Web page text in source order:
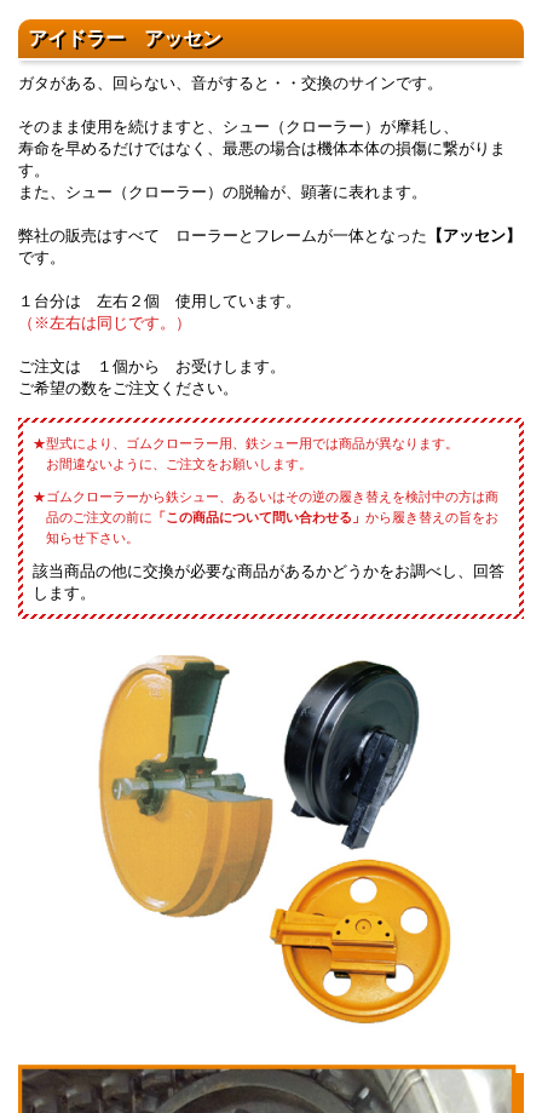
アイドラー アッセン
ガタがある、回らない、音がすると・・交換のサインです。
そのまま使用を続けますと、シュー（クローラー）が摩耗し、
寿命を早めるだけではなく、最悪の場合は機体本体の損傷に繋がりま
す。
また、シュー（クローラー）の脱輪が、顕著に表れます。
弊社の販売はすべて ローラーとフレームが一体となった 【アッセン】
です。
１台分は 左右２個 使用しています。
（※左右は同じです。）
ご注文は １個から お受けします。
ご希望の数をご注文ください。
型式により、ゴムクローラー用、鉄シュー用では商品が異なります。
お間違ないように、ご注文をお願いします。
ゴムクローラーから鉄シュー、あるいはその逆の履き替えを検討中の方は商
品のご注文の前に 「この商品について問い合わせる」から履き替えの旨をお
知らせ下さい。
該当商品の他に交換が必要な商品があるかどうかをお調べし、回答
します。